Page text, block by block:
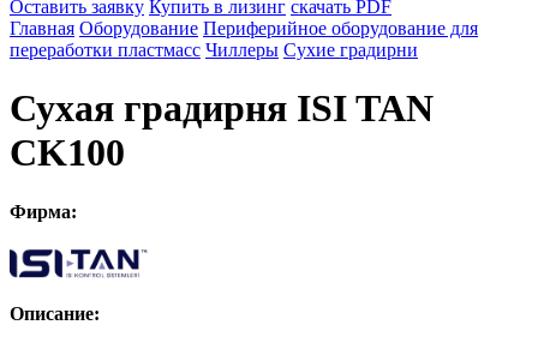
Оставить заявку Купить в лизинг скачать PDF
Главная Оборудование Периферийное оборудование для
переработки пластмасс Чиллеры Сухие градирни
Сухая градирня ISI TAN
CK100
Фирма:
Описание: